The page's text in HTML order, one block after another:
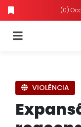
(0)
VIOLÊNCIA